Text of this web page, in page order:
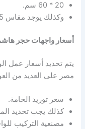
20 * 60 سم.
وكذلك يوجد مقاس 25 * 50 سم.
أسعار واجهات حجر
يتم تحديد أسعار عمل
مصر على العديد من
سعر توريد الخامة.
كذلك يجب تحديد
مصنعية التركيب